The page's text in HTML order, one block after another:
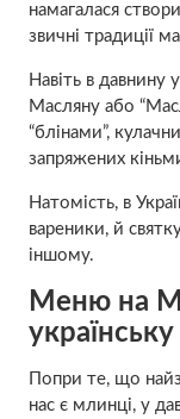
намагалася
звичні традиції
Навіть в давнину
Масляну або
“блінами”,
запряжених
Натомість, в
вареники, й
іншому.
Меню на
Попри те, що
нас є млинці, у